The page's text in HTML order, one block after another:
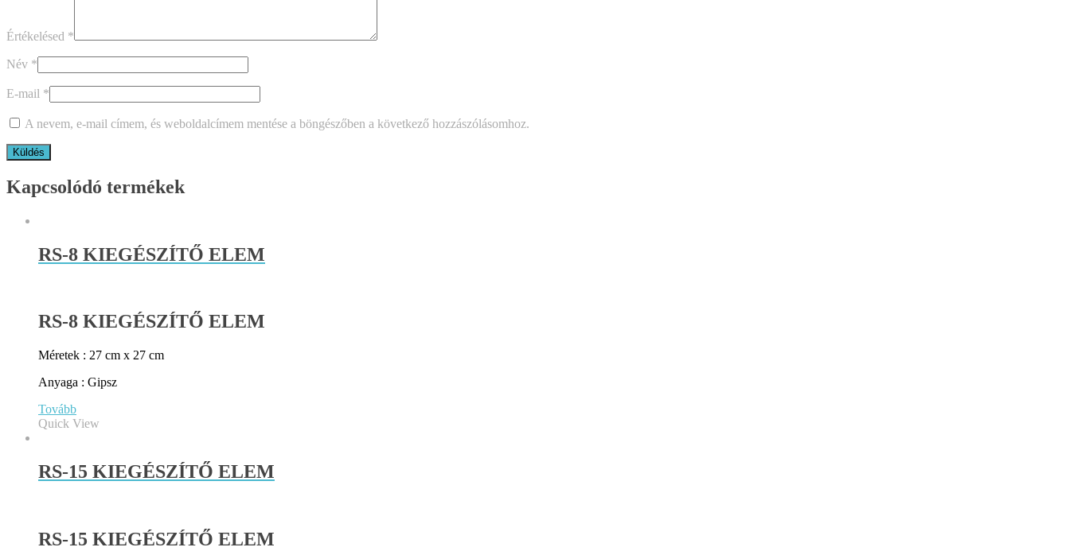
Értékelésed *
Név *
E-mail *
A nevem, e-mail címem, és weboldalcímem mentése a böngészőben a következő hozzászólásomhoz.
Kapcsolódó termékek
RS-8 KIEGÉSZÍTŐ ELEM
RS-8 KIEGÉSZÍTŐ ELEM
Méretek : 27 cm x 27 cm
Anyaga : Gipsz
Tovább
Quick View
RS-15 KIEGÉSZÍTŐ ELEM
RS-15 KIEGÉSZÍTŐ ELEM